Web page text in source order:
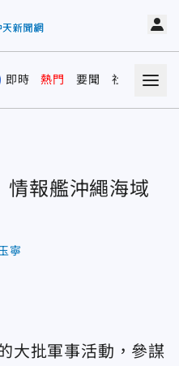
即時 熱門 要聞 社會 娛樂
報艦沖繩海域
寧
大批軍事活動，參謀